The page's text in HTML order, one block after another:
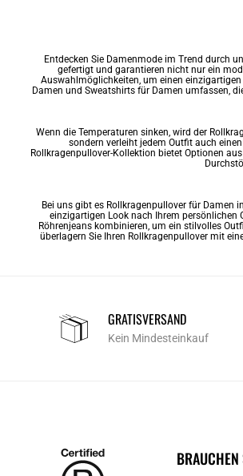
Entdecken Sie Damenmode im Trend durch
gefertigt und garantieren nicht nur ein
Auswahlmöglichkeiten, um einen
Damen und Sweatshirts für Damen umfassen,
Wenn die Temperaturen sinken, wird der
sondern verleiht jedem Outfit auch
Rollkragenpullover-Kollektion bietet Optionen
Bei uns gibt es Rollkragenpullover für Damen
einzigartigen Look nach Ihrem persönlichen
Röhrenjeans kombinieren, um ein stilvolles
überlagern Sie Ihren Rollkragenpullover mit
GRATISVERSAND
Kein Mindesteinkauf